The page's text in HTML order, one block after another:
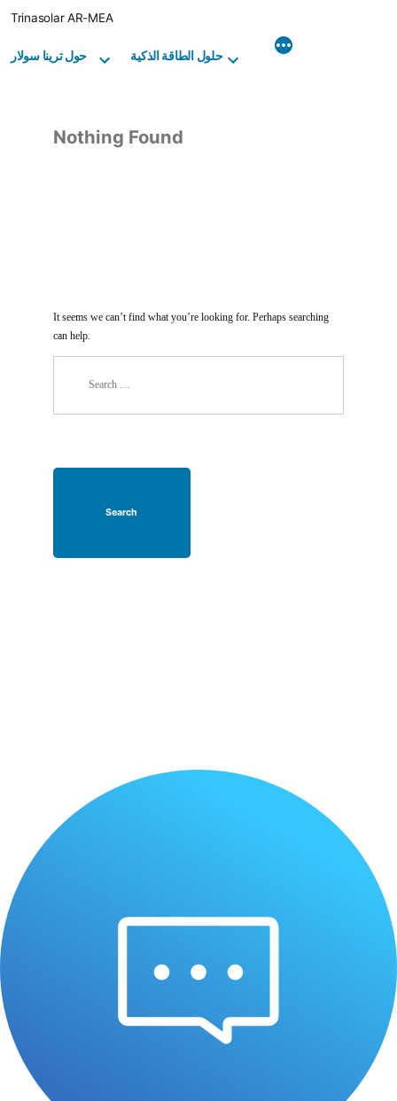
Trinasolar AR-MEA
حول ترينا سولار حلول الطاقة الذكية
Nothing Found
It seems we can’t find what you’re looking for. Perhaps searching
can help.